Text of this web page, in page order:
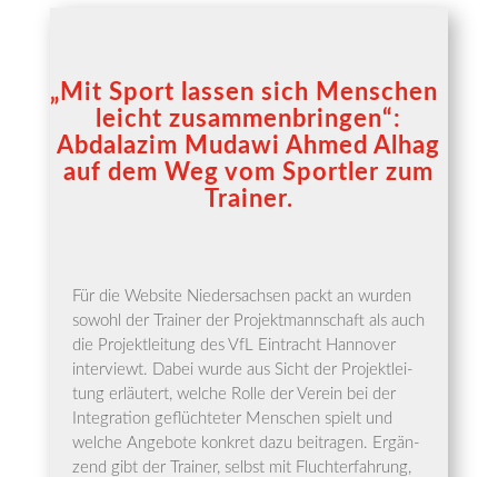
„ Mit Sport lassen sich Menschen
leicht zusammenbringen“:
Abdalazim Mudawi Ahmed Alhag
auf dem Weg vom Sportler zum
Trainer.
Für die Web­site Nie­der­sach­sen packt an wur­den
sowohl der Trai­ner der Pro­jekt­mann­schaft als auch
die Pro­jekt­lei­tung des VfL Ein­tracht Han­no­ver
inter­viewt. Dabei wur­de aus Sicht der Pro­jekt­lei­
tung erläu­tert, wel­che Rol­le der Ver­ein bei der
Inte­gra­ti­on geflüch­te­ter Men­schen spielt und
wel­che Ange­bo­te kon­kret dazu bei­tra­gen. Ergän­
zend gibt der Trai­ner, selbst mit Flucht­er­fah­rung,